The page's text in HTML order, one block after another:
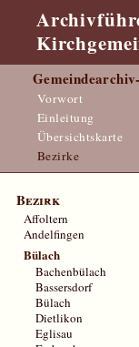
Vorwort
Einleitung
Übersichtskarte
Bezirke
Bezirk
Affoltern
Andelfingen
Bülach
Bachenbülach
Bassersdorf
Bülach
Dietlikon
Eglisau